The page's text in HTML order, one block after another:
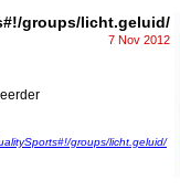
groups/licht.geluid/
7 Nov 2012
groups/licht.geluid/